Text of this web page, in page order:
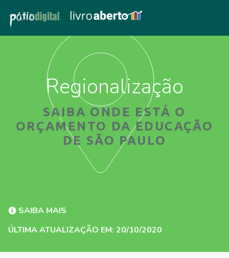
Regionalização
SAIBA ONDE ESTÁ O
ORÇAMENTO DA EDUCAÇÃO
DE SÃO PAULO
SAIBA MAIS
ÚLTIMA ATUALIZAÇÃO EM: 20/10/2020